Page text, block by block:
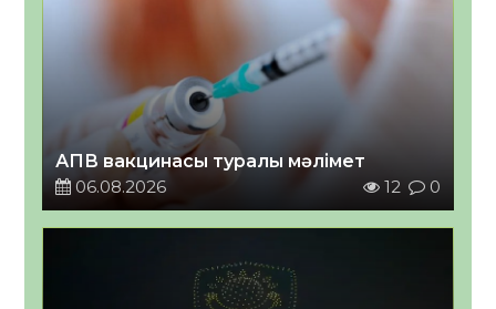
АПВ вакцинасы туралы мәлімет
06.08.2026
12 0